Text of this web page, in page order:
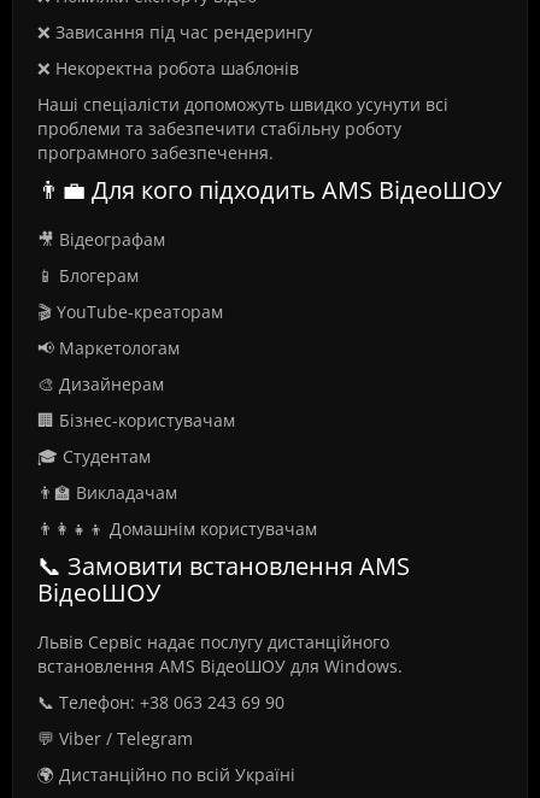
❌ Зависання під час рендерингу
❌ Некоректна робота шаблонів
Наші спеціалісти допоможуть швидко усунути всі
проблеми та забезпечити стабільну роботу
програмного забезпечення.
👨‍💼 Для кого підходить AMS ВідеоШОУ
🎥 Відеографам
📱 Блогерам
🎬 YouTube-креаторам
📢 Маркетологам
🎨 Дизайнерам
🏢 Бізнес-користувачам
🎓 Студентам
👨‍🏫 Викладачам
👨‍👩‍👧‍👦 Домашнім користувачам
📞 Замовити встановлення AMS
ВідеоШОУ
Львів Сервіс надає послугу дистанційного
встановлення AMS ВідеоШОУ для Windows.
📞 Телефон: +38 063 243 69 90
💬 Viber / Telegram
🌍 Дистанційно по всій Україні